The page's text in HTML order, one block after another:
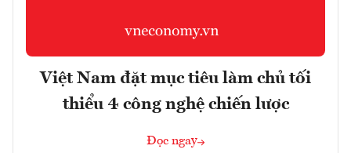
Việt Nam đặt mục tiêu làm chủ tối
thiểu 4 công nghệ chiến lược
Đọc ngay